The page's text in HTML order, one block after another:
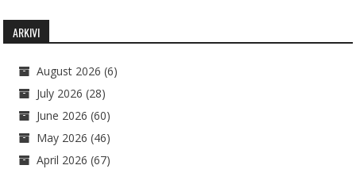
ARKIVI
August 2026 (6)
July 2026 (28)
June 2026 (60)
May 2026 (46)
April 2026 (67)